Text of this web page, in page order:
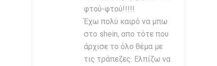
φτού-φτού!!!!!
Έχω πολύ καιρό να μπω
στο shein, απο τότε που
άρχισε το όλο θέμα με
τις τράπεζες. Ελπίζω να